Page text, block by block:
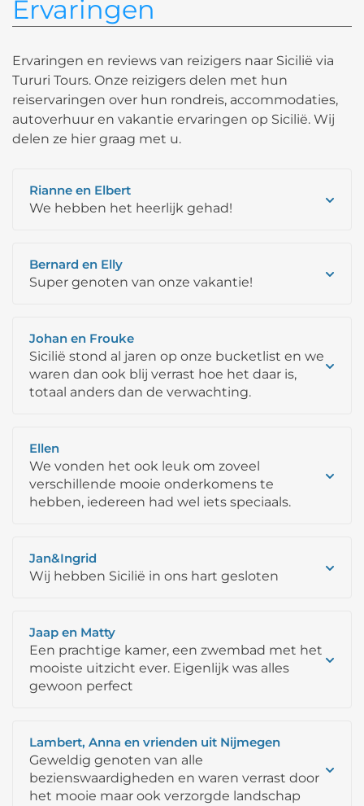
Ervaringen
Ervaringen en reviews van reizigers naar Sicilië via
Tururi Tours. Onze reizigers delen met hun
reiservaringen over hun rondreis, accommodaties,
autoverhuur en vakantie ervaringen op Sicilië. Wij
delen ze hier graag met u.
Rianne en Elbert
We hebben het heerlijk gehad!
Bernard en Elly
Super genoten van onze vakantie!
Johan en Frouke
Sicilië stond al jaren op onze bucketlist en we
waren dan ook blij verrast hoe het daar is,
totaal anders dan de verwachting.
Ellen
We vonden het ook leuk om zoveel
verschillende mooie onderkomens te
hebben, iedereen had wel iets speciaals.
Jan&Ingrid
Wij hebben Sicilië in ons hart gesloten
Jaap en Matty
Een prachtige kamer, een zwembad met het
mooiste uitzicht ever. Eigenlijk was alles
gewoon perfect
Lambert, Anna en vrienden uit Nijmegen
Geweldig genoten van alle
bezienswaardigheden en waren verrast door
het mooie maar ook verzorgde landschap